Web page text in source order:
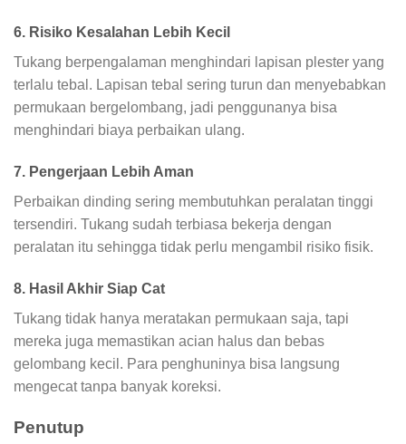
6. Risiko Kesalahan Lebih Kecil
Tukang berpengalaman menghindari lapisan plester yang
terlalu tebal. Lapisan tebal sering turun dan menyebabkan
permukaan bergelombang, jadi penggunanya bisa
menghindari biaya perbaikan ulang.
7. Pengerjaan Lebih Aman
Perbaikan dinding sering membutuhkan peralatan tinggi
tersendiri. Tukang sudah terbiasa bekerja dengan
peralatan itu sehingga tidak perlu mengambil risiko fisik.
8. Hasil Akhir Siap Cat
Tukang tidak hanya meratakan permukaan saja, tapi
mereka juga memastikan acian halus dan bebas
gelombang kecil. Para penghuninya bisa langsung
mengecat tanpa banyak koreksi.
Penutup